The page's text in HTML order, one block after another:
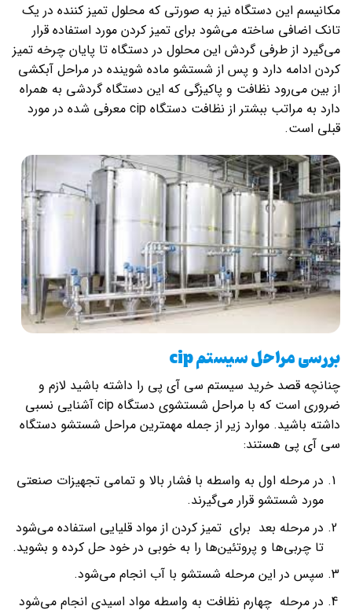
مکانیسم این دستگاه نیز به صورتی که محلول تمیز کننده در یک
تانک اضافی ساخته می‌شود برای تمیز کردن مورد استفاده قرار
می‌گیرد از طرفی گردش این محلول در دستگاه تا پایان چرخه تمیز
کردن ادامه دارد و پس از شستشو ماده شوینده در مراحل آبکشی
از بین می‌رود‌ نظافت و پاکیزگی که این دستگاه گردشی به همراه
دارد به مراتب ببشتر از نظافت دستگاه cip معرفی شده در مورد
قبلی است.
بررسی مراحل سیستمcip
چنانچه قصد خرید سیستم سی آی پی را داشته باشید لازم و
ضروری است که با مراحل شستشوی دستگاه cip آشنایی نسبی
داشته باشید. موارد زیر از جمله مهمترین مراحل شستشو دستگاه
سی آی پی هستند:
در مرحله اول به واسطه با فشار بالا و تمامی تجهیزات صنعتی
مورد شستشو قرار می‌گیرند.
در مرحله بعد برای تمیز کردن از مواد قلیایی استفاده می‌شود
تا چربی‌ها و پروتئین‌ها را به خوبی در خود حل کرده و بشوید.
سپس در این مرحله شستشو با آب انجام می‌شود.
در مرحله چهارم نظافت به واسطه مواد اسیدی انجام می‌شود